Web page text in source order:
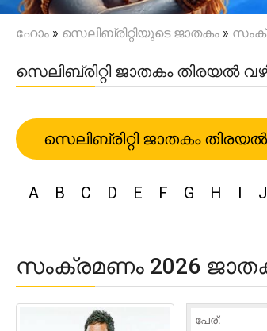
ഹോം » സെലിബ്രിറ്റിയുടെ ജാതകം »
സെലിബ്രിറ്റി ജാതകം തിരയൽ
സെലിബ്രിറ്റി ജാതകം തിരയൽ
A B C D E F G H I J
സംക്രമണം 2026
പേര്: